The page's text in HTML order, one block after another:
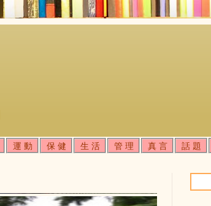
運 動 保 健 生 活 管 理 真 言 話 題